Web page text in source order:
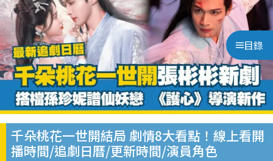
目錄
千朵桃花一世開結局 劇情8大看點！線上看開
播時間/追劇日曆/更新時間/演員角色